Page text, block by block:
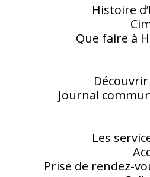
Histoire
Que faire à
Journal
Les
Prise de rendez-